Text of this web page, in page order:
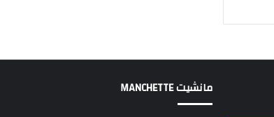
مانشيت MANCHETTE